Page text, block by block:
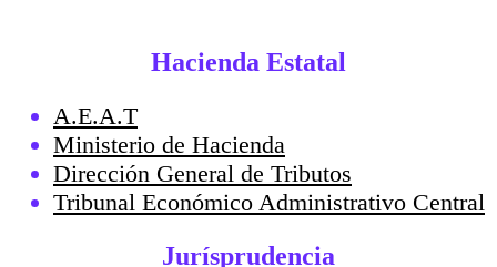
Hacienda Estatal
A.E.A.T
Ministerio de Hacienda
Dirección General de Tributos
Tribunal Económico Administrativo Central
Jurísprudencia